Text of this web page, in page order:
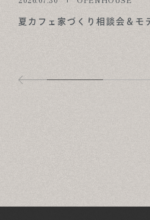
夏カフェ家づくり相談会＆モ